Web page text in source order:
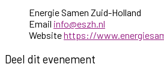
Energie Samen Zuid-Holland
Email info@eszh.nl
Websitehttps://
Deel dit evenement